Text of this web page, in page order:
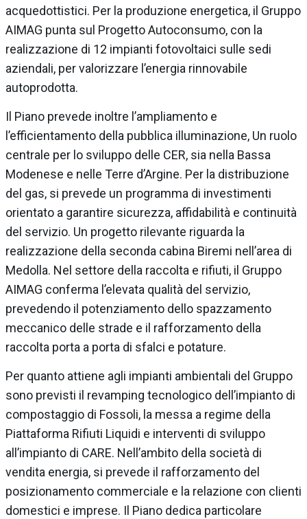
acquedottistici. Per la produzione energetica, il Gruppo
AIMAG punta sul Progetto Autoconsumo, con la
realizzazione di 12 impianti fotovoltaici sulle sedi
aziendali, per valorizzare l’energia rinnovabile
autoprodotta.
Il Piano prevede inoltre l’ampliamento e
l’efficientamento della pubblica illuminazione, Un ruolo
centrale per lo sviluppo delle CER, sia nella Bassa
Modenese e nelle Terre d’Argine. Per la distribuzione
del gas, si prevede un programma di investimenti
orientato a garantire sicurezza, affidabilità e continuità
del servizio. Un progetto rilevante riguarda la
realizzazione della seconda cabina Biremi nell’area di
Medolla. Nel settore della raccolta e rifiuti, il Gruppo
AIMAG conferma l’elevata qualità del servizio,
prevedendo il potenziamento dello spazzamento
meccanico delle strade e il rafforzamento della
raccolta porta a porta di sfalci e potature.
Per quanto attiene agli impianti ambientali del Gruppo
sono previsti il revamping tecnologico dell’impianto di
compostaggio di Fossoli, la messa a regime della
Piattaforma Rifiuti Liquidi e interventi di sviluppo
all’impianto di CARE. Nell’ambito della società di
vendita energia, si prevede il rafforzamento del
posizionamento commerciale e la relazione con clienti
domestici e imprese. Il Piano dedica particolare